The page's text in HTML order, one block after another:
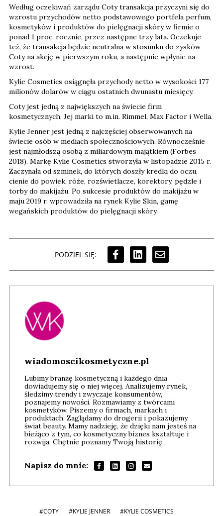
Według oczekiwań zarządu Coty transakcja przyczyni się do
wzrostu przychodów netto podstawowego portfela perfum,
kosmetyków i produktów do pielęgnacji skóry w firmie o
ponad 1 proc. rocznie, przez następne trzy lata. Oczekuje
też, że transakcja będzie neutralna w stosunku do zysków
Coty na akcję w pierwszym roku, a następnie wpłynie na
wzrost.
Kylie Cosmetics osiągnęła przychody netto w wysokości 177
milionów dolarów w ciągu ostatnich dwunastu miesięcy.
Coty jest jedną z największych na świecie firm
kosmetycznych. Jej marki to m.in. Rimmel, Max Factor i Wella.
Kylie Jenner jest jedną z najczęściej obserwowanych na
świecie osób w mediach społecznościowych. Równocześnie
jest najmłodszą osobą z miliardowym majątkiem (Forbes
2018). Markę Kylie Cosmetics stworzyła w listopadzie 2015 r.
Zaczynała od szminek, do których doszły kredki do oczu,
cienie do powiek, róże, rozświetlacze, korektory, pędzle i
torby do makijażu. Po sukcesie produktów do makijażu w
maju 2019 r. wprowadziła na rynek Kylie Skin, gamę
wegańskich produktów do pielęgnacji skóry.
PODZIEL SIĘ:
wiadomoscikosmetyczne.pl
Lubimy branżę kosmetyczną i każdego dnia
dowiadujemy się o niej więcej. Analizujemy rynek,
śledzimy trendy i zwyczaje konsumentów,
poznajemy nowości. Rozmawiamy z twórcami
kosmetyków. Piszemy o firmach, markach i
produktach. Zaglądamy do drogerii i pokazujemy
świat beauty. Mamy nadzieję, że dzięki nam jesteś na
bieżąco z tym, co kosmetyczny biznes kształtuje i
rozwija. Chętnie poznamy Twoją historię.
Napisz do mnie:
#COTY #KYLIE JENNER #KYLIE COSMETICS